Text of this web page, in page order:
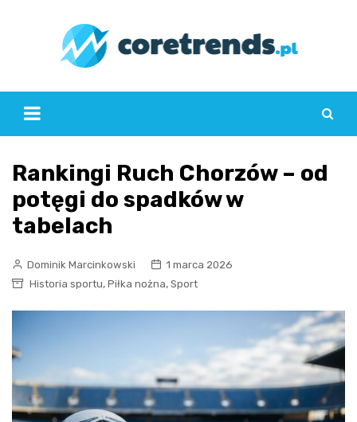
Rankingi Ruch Chorzów – od
potęgi do spadków w
tabelach
Dominik Marcinkowski
1 marca 2026
Historia sportu, Piłka nożna, Sport